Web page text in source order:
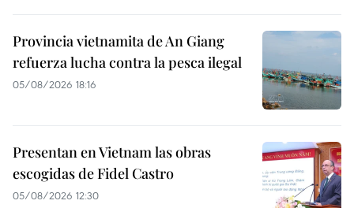
Provincia vietnamita de An Giang
refuerza lucha contra la pesca ilegal
05/08/2026 18:16
Presentan en Vietnam las obras
escogidas de Fidel Castro
05/08/2026 12:30